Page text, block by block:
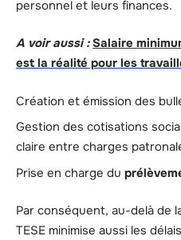
personnel et leurs finances.
A voir aussi : Salaire
est la réalité pour les
Création et émission des
Gestion des cotisations
claire entre charges
Prise en charge du
Par conséquent, au-delà de
TESE minimise aussi les